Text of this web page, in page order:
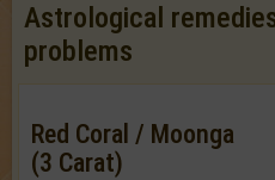
Astrological
problems
Red Coral / Moonga
(3 Carat)